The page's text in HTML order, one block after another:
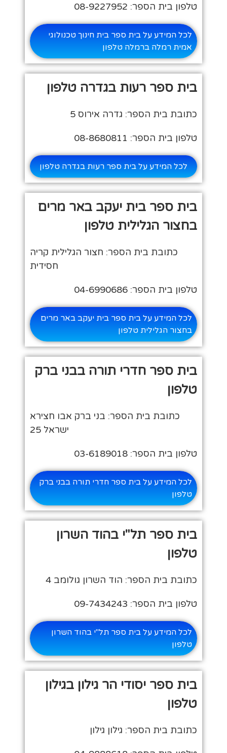
טלפון בית הספר: 08-9227952
לכל המידע על בית ספר בית חינוך טכנולוגי
אמית רמלה ברמלה טלפון
בית ספר רעות בגדרה טלפון
כתובת בית הספר: גדרה אירוס 5
טלפון בית הספר: 08-8680811
לכל המידע על בית ספר רעות בגדרה טלפון
בית ספר בית יעקב באר מרים
בחצור הגלילית טלפון
כתובת בית הספר: חצור הגלילית קריה
חסידית
טלפון בית הספר: 04-6990686
לכל המידע על בית ספר בית יעקב באר מרים
בחצור הגלילית טלפון
בית ספר חדרי תורה בבני ברק
טלפון
כתובת בית הספר: בני ברק אבו חצירא
ישראל 25
טלפון בית הספר: 03-6189018
לכל המידע על בית ספר חדרי תורה בבני ברק
טלפון
בית ספר תל"י בהוד השרון
טלפון
כתובת בית הספר: הוד השרון גולומב 4
טלפון בית הספר: 09-7434243
לכל המידע על בית ספר תל"י בהוד השרון
טלפון
בית ספר יסודי הר גילון בגילון
טלפון
כתובת בית הספר: גילון גילון